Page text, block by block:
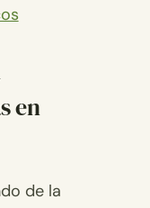
en
de la